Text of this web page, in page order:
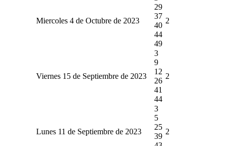
Miercoles 4 de Octubre de 2023
29
37
40
44
49
2
Viernes 15 de Septiembre de 2023
3
9
12
26
41
44
2
Lunes 11 de Septiembre de 2023
3
5
25
39
2